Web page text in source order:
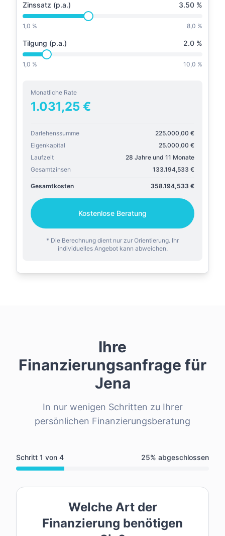
Zinssatz (p.a.) 3.50 %
1,0 % 8,0 %
Tilgung (p.a.) 2.0 %
1,0 % 10,0 %
Monatliche Rate
1.031,25 €
Darlehenssumme 225.000,00 €
Eigenkapital
25.000,00 €
Laufzeit
28 Jahre und 11 Monate
Gesamtzinsen
133.194,533 €
Gesamtkosten 358.194,533 €
Kostenlose Beratung
* Die Berechnung dient nur zur Orientierung. Ihr
individuelles Angebot kann abweichen.
Ihre
Finanzierungsanfrage für
Jena
In nur wenigen Schritten zu Ihrer
persönlichen Finanzierungsberatung
Schritt 1 von 4 25% abgeschlossen
Welche Art der
Finanzierung benötigen